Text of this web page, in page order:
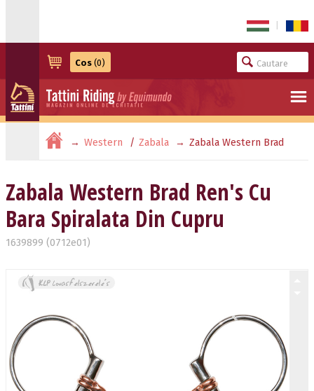
Cos (0)
Western Zabala Zabala Western Brad
Zabala Western Brad Ren's Cu
Bara Spiralata Din Cupru
1639899 (0712e01)